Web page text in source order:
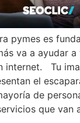
pymes es
va a ayudar
internet. Tu
el
de
que van